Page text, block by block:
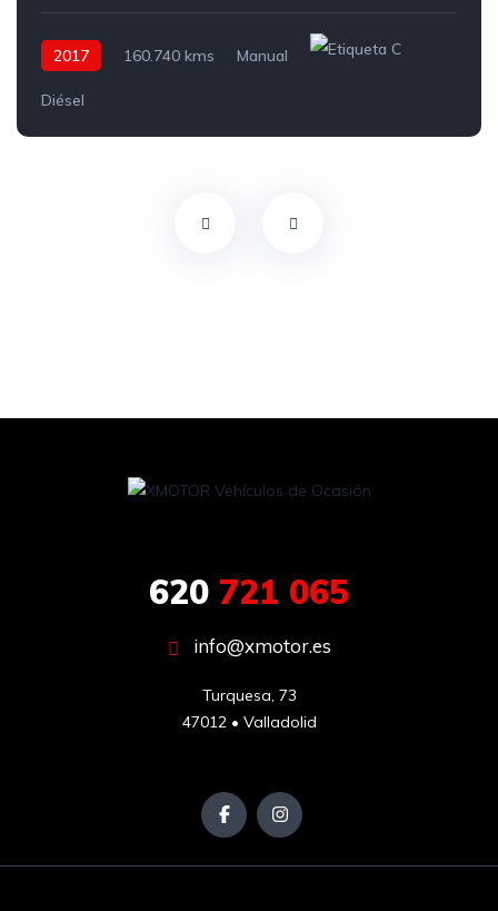
2017 160.740 kms Manual
Diésel
620 721 065
info@xmotor.es
Turquesa, 73
47012 • Valladolid